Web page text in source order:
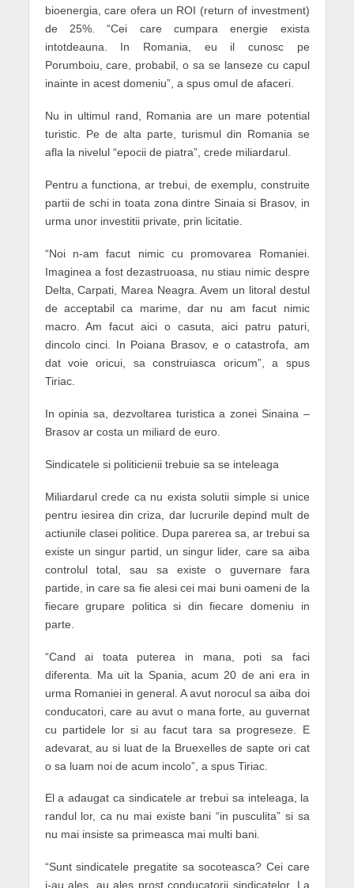
bioenergia, care ofera un ROI (return of investment)
de 25%. “Cei care cumpara energie exista
intotdeauna. In Romania, eu il cunosc pe
Porumboiu, care, probabil, o sa se lanseze cu capul
inainte in acest domeniu”, a spus omul de afaceri.
Nu in ultimul rand, Romania are un mare potential
turistic. Pe de alta parte, turismul din Romania se
afla la nivelul “epocii de piatra”, crede miliardarul.
Pentru a functiona, ar trebui, de exemplu, construite
partii de schi in toata zona dintre Sinaia si Brasov, in
urma unor investitii private, prin licitatie.
“Noi n-am facut nimic cu promovarea Romaniei.
Imaginea a fost dezastruoasa, nu stiau nimic despre
Delta, Carpati, Marea Neagra. Avem un litoral destul
de acceptabil ca marime, dar nu am facut nimic
macro. Am facut aici o casuta, aici patru paturi,
dincolo cinci. In Poiana Brasov, e o catastrofa, am
dat voie oricui, sa construiasca oricum”, a spus
Tiriac.
In opinia sa, dezvoltarea turistica a zonei Sinaina –
Brasov ar costa un miliard de euro.
Sindicatele si politicienii trebuie sa se inteleaga
Miliardarul crede ca nu exista solutii simple si unice
pentru iesirea din criza, dar lucrurile depind mult de
actiunile clasei politice. Dupa parerea sa, ar trebui sa
existe un singur partid, un singur lider, care sa aiba
controlul total, sau sa existe o guvernare fara
partide, in care sa fie alesi cei mai buni oameni de la
fiecare grupare politica si din fiecare domeniu in
parte.
“Cand ai toata puterea in mana, poti sa faci
diferenta. Ma uit la Spania, acum 20 de ani era in
urma Romaniei in general. A avut norocul sa aiba doi
conducatori, care au avut o mana forte, au guvernat
cu partidele lor si au facut tara sa progreseze. E
adevarat, au si luat de la Bruexelles de sapte ori cat
o sa luam noi de acum incolo”, a spus Tiriac.
El a adaugat ca sindicatele ar trebui sa inteleaga, la
randul lor, ca nu mai existe bani “in pusculita” si sa
nu mai insiste sa primeasca mai multi bani.
“Sunt sindicatele pregatite sa socoteasca? Cei care
i-au ales, au ales prost conducatorii sindicatelor. La